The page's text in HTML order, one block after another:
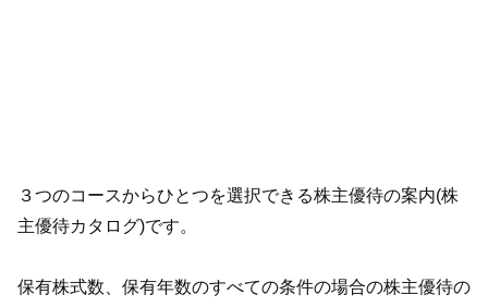
３つのコースからひとつを選択できる株主優待の案内(株
主優待カタログ)です。
保有株式数、保有年数のすべての条件の場合の株主優待の